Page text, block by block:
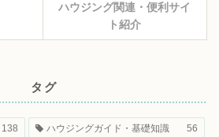
ハウジング関連・便利サイ
ト紹介
タグ
138 ハウジングガイド・基礎知識 56